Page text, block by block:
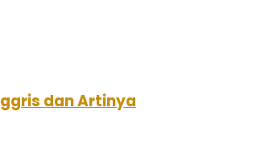
dan Artinya